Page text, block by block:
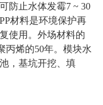
防止水体发霉7 ~ 30
材料是环境保护再
使用。外场材料的
丙烯的50年。模块水
，基坑开挖、填